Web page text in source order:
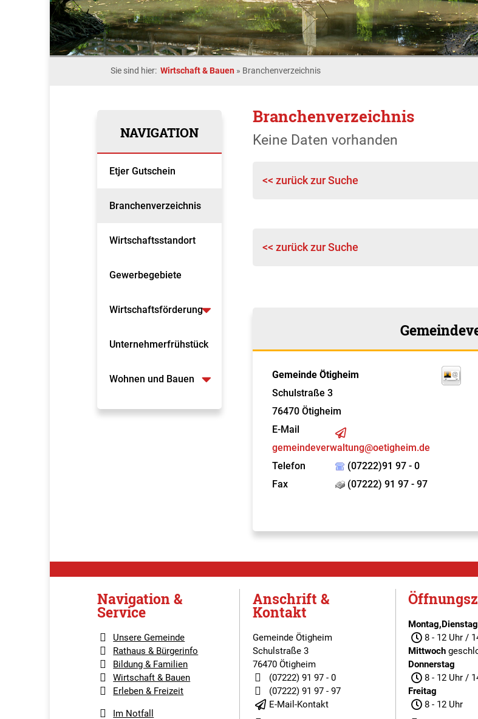
Sie sind hier: Wirtschaft & Bauen » Branchenverzeichnis
NAVIGATION
Etjer Gutschein
Branchenverzeichnis
Wirtschaftsstandort
Gewerbegebiete
Wirtschaftsförderung
Unternehmerfrühstück
Wohnen und Bauen
Branchenverzeichnis
Keine Daten vorhanden
<< zurück zur Suche
<< zurück zur Suche
Gemeinde Ötigheim
Schulstraße 3
76470 Ötigheim
E-Mail
gemeindeverwaltung@oetigheim.de
Telefon
(07222)91 97 - 0
Fax
(07222) 91 97 - 97
Navigation &
Service
Unsere Gemeinde
Rathaus & Bürgerinfo
Bildung & Familien
Wirtschaft & Bauen
Erleben & Freizeit
Im Notfall
Anschrift &
Kontakt
Gemeinde Ötigheim
Schulstraße 3
76470 Ötigheim
(07222) 91 97 - 0
(07222) 91 97 - 97
E-Mail-Kontakt
Montag,Dienstag
8 - 12 Uhr /
Mittwoch
Donnerstag
8 - 12 Uhr /
Freitag
8 - 12 Uhr